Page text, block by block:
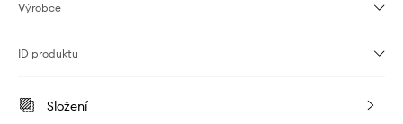
Výrobce
ID produktu
Složení